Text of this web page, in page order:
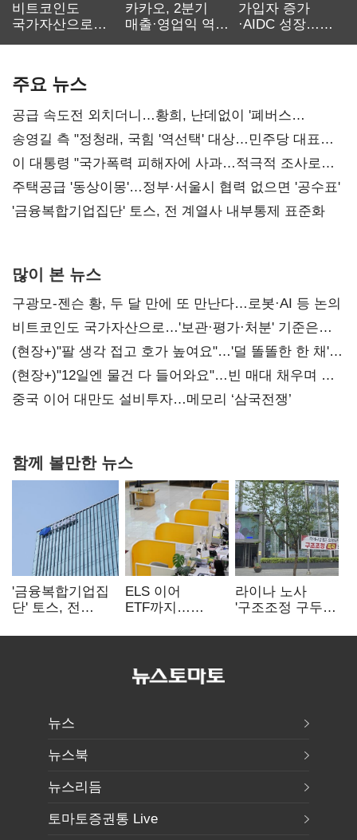
비트코인도
국가자산으로…'
카카오, 2분기
매출·영업익 역대
가입자 증가
·AIDC 성장…
주요 뉴스
공급 속도전 외치더니…황희, 난데없이 '폐버스
리모델링' 제안
송영길 측 "정청래, 국힘 '역선택' 대상…민주당 대표로
총선 지휘 못해"
이 대통령 "국가폭력 피해자에 사과…적극적 조사로
진실 밝혀야"
주택공급 '동상이몽'…정부·서울시 협력 없으면 '공수표'
'금융복합기업집단' 토스, 전 계열사 내부통제 표준화
많이 본 뉴스
구광모-젠슨 황, 두 달 만에 또 만난다…로봇·AI 등 논의
비트코인도 국가자산으로…'보관·평가·처분' 기준은
숙제
(현장+)"팔 생각 접고 호가 높여요"…'덜 똘똘한 한 채'
20억 키맞추기
(현장+)"12일엔 물건 다 들어와요"…빈 매대 채우며 문
연 홈플러스
중국 이어 대만도 설비투자…메모리 ‘삼국전쟁’
함께 볼만한 뉴스
'금융복합기업집
단' 토스, 전
표준화
ELS 이어
ETF까지…
제동 걸린 은행
라이나 노사
'구조조정 구두
뉴스
뉴스북
뉴스리듬
토마토증권통 Live